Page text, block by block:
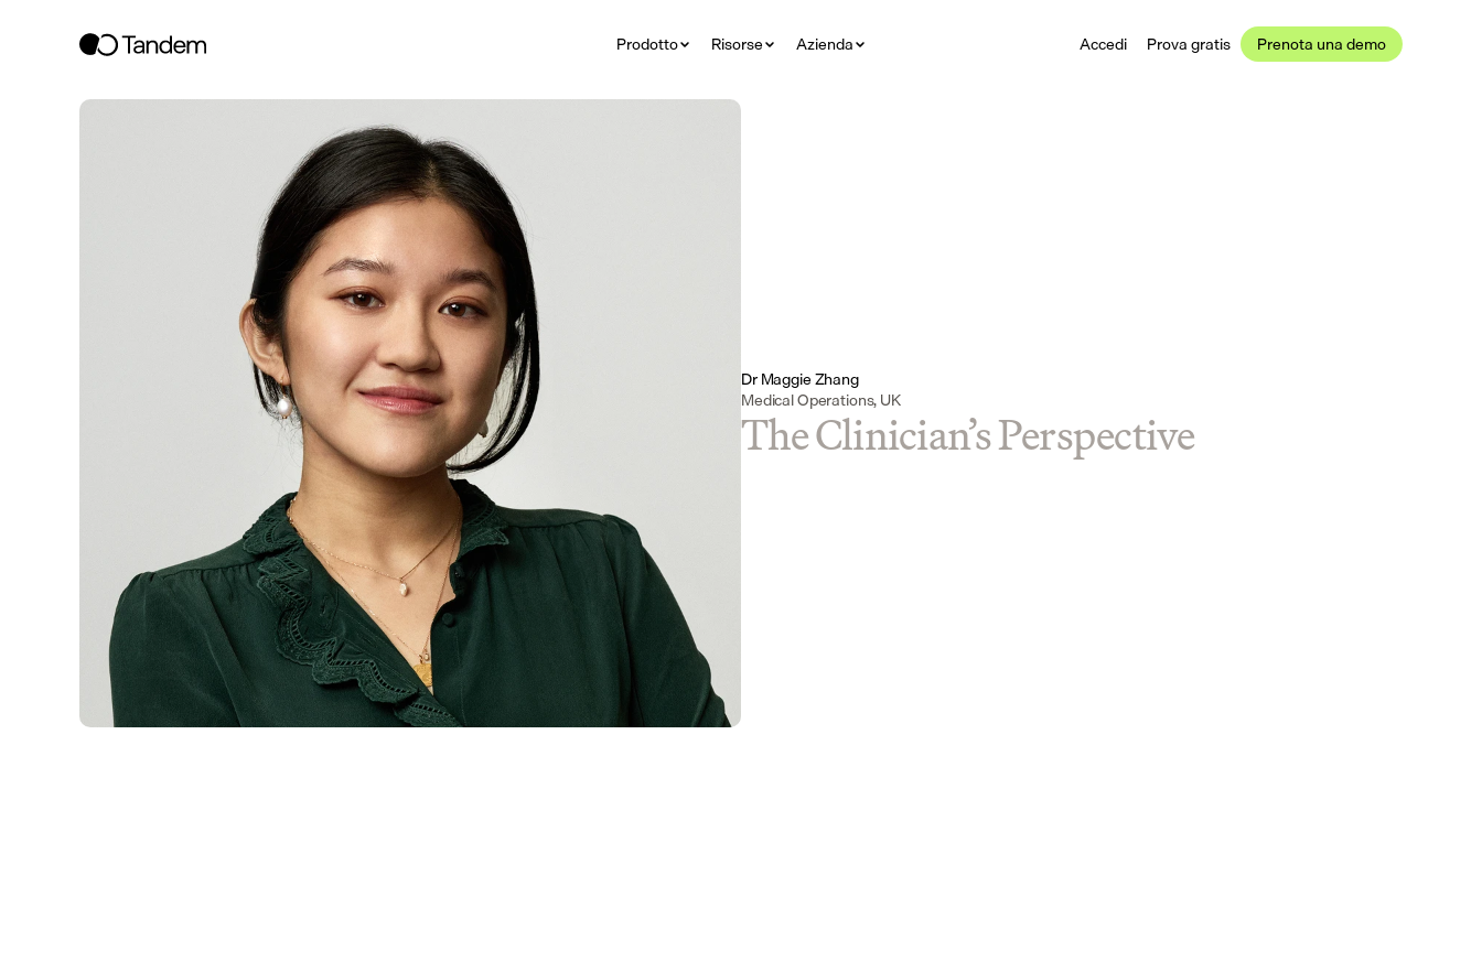
Prodotto Risorse Azienda Accedi Prova gratis Prenota una demo
Dr Maggie Zhang
Medical Operations, UK
The Clinician’s Perspective